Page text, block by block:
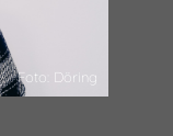
Foto: Döring